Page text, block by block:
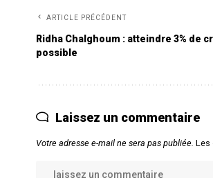
ARTICLE PRÉCÉDENT
Ridha Chalghoum : atteindre 3% de
possible
Laissez un commentaire
Votre adresse e-mail ne sera pas publiée. Les